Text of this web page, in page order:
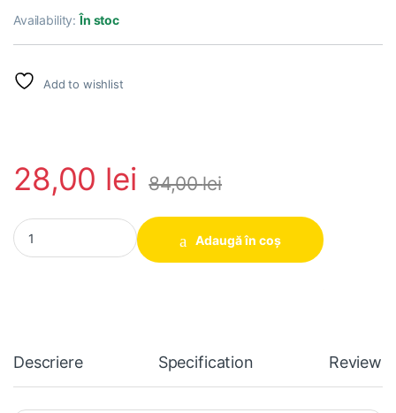
Availability:În stoc
Add to wishlist
28,00 lei 84,00lei
Set 3 buc perie curatat chip-uri IC Pad PCB CPU BGA din par si
Adaugă în coș
Descriere Specification Reviews